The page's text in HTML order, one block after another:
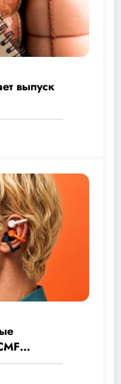
выпуск